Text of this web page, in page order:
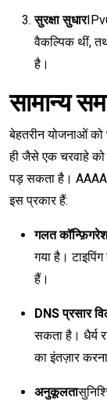
सुरक्षा सुधार
वैकल्पिक थीं,
है।
सामान्य
बेहतरीन योजनाओं को
ही जैसे एक चरवाहे को
पड़ सकता है। AAAA
इस प्रकार हैं:
गलत
गया है।
हैं।
DNS प्रसार
सकता है। धैर्य
का इंतज़ार
अनुकूलता